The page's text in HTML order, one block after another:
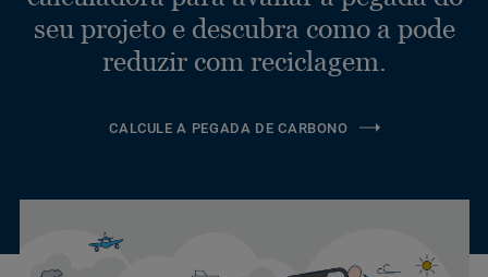
seu projeto e descubra como a pode
reduzir com reciclagem.
CALCULE A PEGADA DE CARBONO